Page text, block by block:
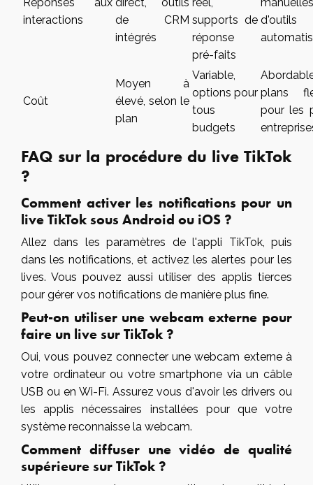
Réponses aux
interactions
direct, outils
de CRM
intégrés
réel,
supports de
réponse
pré-faits
d'outils
Coût
Moyen à
élevé, selon le
plan
Variable,
options pour
tous
budgets
plans
pour les
FAQ sur la procédure du live TikTok
?
Comment activer les notifications pour un
live TikTok sous Android ou iOS ?
Allez dans les paramètres de l'appli TikTok, puis
dans les notifications, et activez les alertes pour les
lives. Vous pouvez aussi utiliser des applis tierces
pour gérer vos notifications de manière plus fine.
Peut-on utiliser une webcam externe pour
faire un live sur TikTok ?
Oui, vous pouvez connecter une webcam externe à
votre ordinateur ou votre smartphone via un câble
USB ou en Wi-Fi. Assurez vous d'avoir les drivers ou
les applis nécessaires installées pour que votre
système reconnaisse la webcam.
Comment diffuser une vidéo de qualité
supérieure sur TikTok ?